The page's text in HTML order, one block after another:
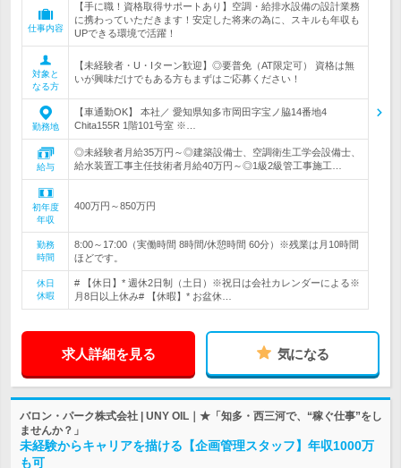
仕事内容
【手に職！資格取得サポートあり】空調・給排水設備の設計業務
に携わっていただきます！安定した将来の為に、スキルも年収も
UPできる環境で活躍！
対象と
なる方
【未経験者・U・Iターン歓迎】◎要普免（AT限定可） 資格は無
いが興味だけでもある方もまずはご応募ください！
勤務地
【車通勤OK】 本社／ 愛知県知多市岡田字宝ノ脇14番地4
Chita155R 1階101号室 ※…
給与
◎未経験者月給35万円～◎建築設備士、空調衛生工学会設備士、
給水装置工事主任技術者月給40万円～◎1級2級管工事施工…
初年度
年収
400万円～850万円
勤務
時間
8:00～17:00（実働時間 8時間/休憩時間 60分）※残業は月10時間
ほどです。
休日
休暇
# 【休日】* 週休2日制（土日）※祝日は会社カレンダーによる※
月8日以上休み# 【休暇】* お盆休…
求人詳細を見る 気になる
バロン・パーク株式会社 | UNY OIL｜★「知多・西三河で、“稼ぐ仕事”をし
ませんか？」
未経験からキャリアを描ける【企画管理スタッフ】年収1000万
も可